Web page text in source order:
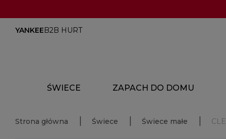
YANKEEB2B HURT
ŚWIECE ZAPACH DO DOMU
Strona główna Świece Świece małe